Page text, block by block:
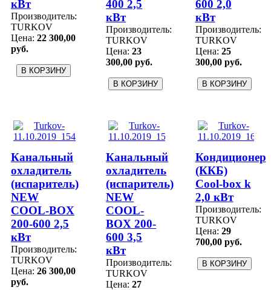
кВт
Производитель:
TURKOV
Цена: 22 300,00
руб.
400 2,5
кВт
Производитель:
TURKOV
Цена:23
300,00 руб.
600 2,0
кВт
Производитель:
TURKOV
Цена: 25
300,00 руб.
Канальный
охладитель
(испаритель)
NEW
COOL-BOX
200-600 2,5
кВт
Производитель:
TURKOV
Цена: 26 300,00
руб.
Канальный
охладитель
(испаритель)
NEW
COOL-
BOX 200-
600 3,5
кВт
Производитель:
TURKOV
Цена:27
Кондиционер
(ККБ)
Cool-box k
2,0 кВт
Производитель:
TURKOV
Цена: 29
700,00 руб.